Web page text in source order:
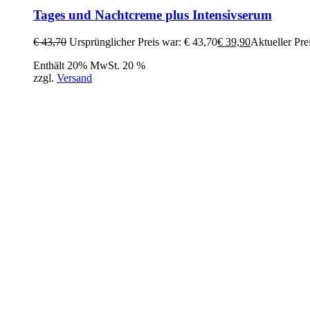
Tages und Nachtcreme plus Intensivserum
€43,70 Ursprünglicher Preis war: € 43,70€ 39,90Aktueller
Enthält 20% MwSt. 20 %
zzgl. Versand